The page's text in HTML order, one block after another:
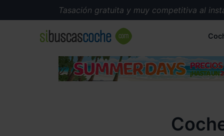
Tasación gratuita y muy competitiva al instante.